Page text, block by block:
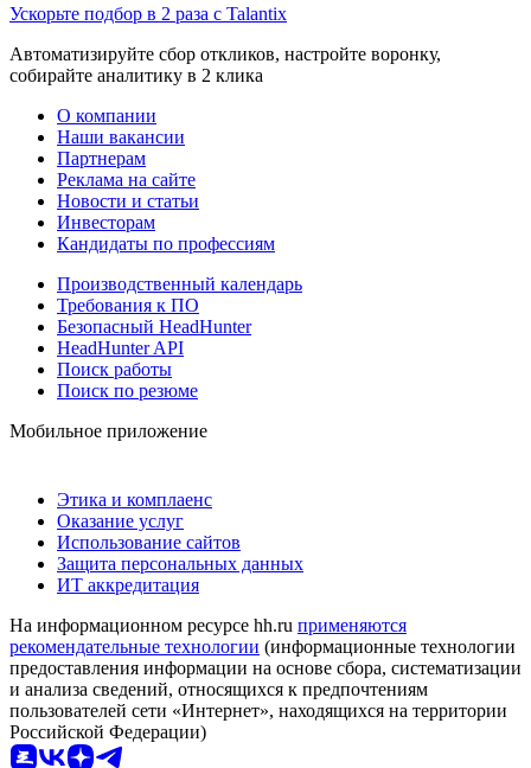
Ускорьте подбор в 2 раза с Talantix
Автоматизируйте сбор откликов, настройте воронку,
собирайте аналитику в 2 клика
О компании
Наши вакансии
Партнерам
Реклама на сайте
Новости и статьи
Инвесторам
Кандидаты по профессиям
Производственный календарь
Требования к ПО
Безопасный HeadHunter
HeadHunter API
Поиск работы
Поиск по резюме
Мобильное приложение
Этика и комплаенс
Оказание услуг
Использование сайтов
Защита персональных данных
ИТ аккредитация
На информационном ресурсе hh.ru применяются
рекомендательные технологии (информационные технологии
предоставления информации на основе сбора, систематизации
и анализа сведений, относящихся к предпочтениям
пользователей сети «Интернет», находящихся на территории
Российской Федерации)